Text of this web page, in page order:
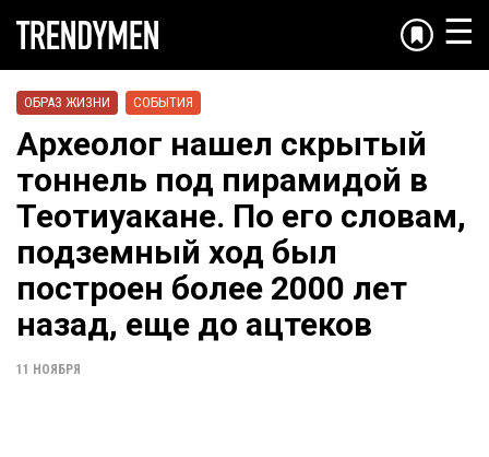
☰
ОБРАЗ ЖИЗНИ СОБЫТИЯ
Археолог нашел скрытый
тоннель под пирамидой в
Теотиуакане. По его словам,
подземный ход был
построен более 2000 лет
назад, еще до ацтеков
11 НОЯБРЯ